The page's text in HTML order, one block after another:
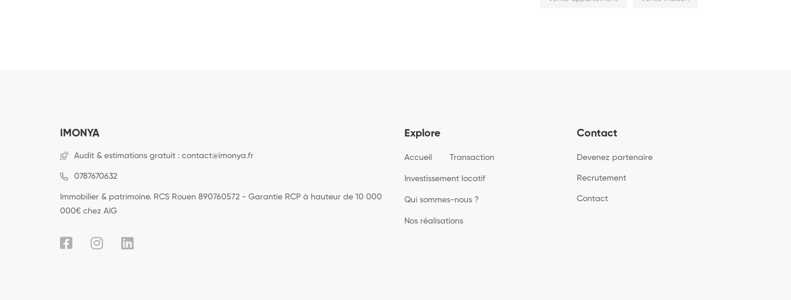
IMONYA
Audit & estimations gratuit : contact@imonya.fr
0787670632
Immobilier & patrimoine. RCS Rouen 890760572 - Garantie RCP à hauteur de 10 000
000€ chez AIG
Explore
Accueil Transaction
Investissement locatif
Qui sommes-nous ?
Nos réalisations
Contact
Devenez partenaire
Recrutement
Contact